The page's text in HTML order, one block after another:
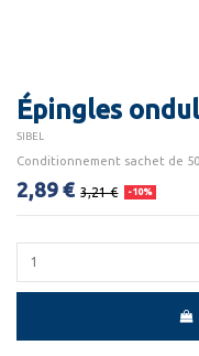
Épingles
SIBEL
Conditionnement sachet de 50
2,89 € 3,21 € -10%